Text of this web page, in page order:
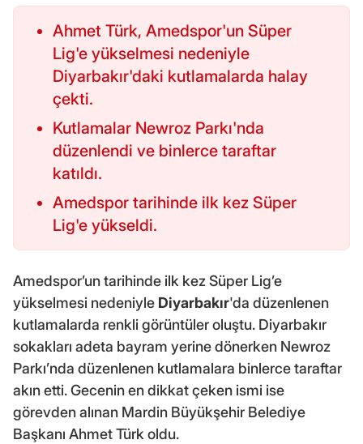
Ahmet Türk, Amedspor'un Süper
Lig'e yükselmesi nedeniyle
Diyarbakır'daki kutlamalarda halay
çekti.
Kutlamalar Newroz Parkı'nda
düzenlendi ve binlerce taraftar
katıldı.
Amedspor tarihinde ilk kez Süper
Lig'e yükseldi.
Amedspor’un tarihinde ilk kez Süper Lig’e
yükselmesi nedeniyle Diyarbakır'da düzenlenen
kutlamalarda renkli görüntüler oluştu. Diyarbakır
sokakları adeta bayram yerine dönerken Newroz
Parkı’nda düzenlenen kutlamalara binlerce taraftar
akın etti. Gecenin en dikkat çeken ismi ise
görevden alınan Mardin Büyükşehir Belediye
Başkanı Ahmet Türk oldu.